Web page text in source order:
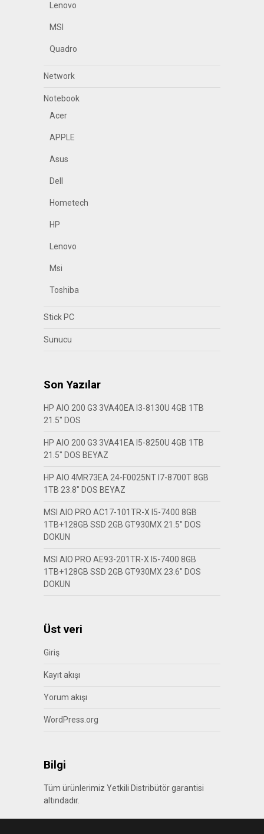
Lenovo
MSI
Quadro
Network
Notebook
Acer
APPLE
Asus
Dell
Hometech
HP
Lenovo
Msi
Toshiba
Stick PC
Sunucu
Son Yazılar
HP AIO 200 G3 3VA40EA I3-8130U 4GB 1TB
21.5″ DOS
HP AIO 200 G3 3VA41EA I5-8250U 4GB 1TB
21.5″ DOS BEYAZ
HP AIO 4MR73EA 24-F0025NT I7-8700T 8GB
1TB 23.8″ DOS BEYAZ
MSI AIO PRO AC17-101TR-X I5-7400 8GB
1TB+128GB SSD 2GB GT930MX 21.5″ DOS
DOKUN
MSI AIO PRO AE93-201TR-X I5-7400 8GB
1TB+128GB SSD 2GB GT930MX 23.6″ DOS
DOKUN
Üst veri
Giriş
Kayıt akışı
Yorum akışı
WordPress.org
Bilgi
Tüm ürünlerimiz Yetkili Distribütör garantisi
altındadır.